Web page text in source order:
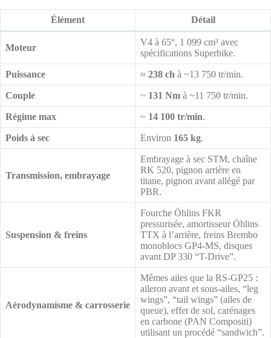
Élément Détail
Moteur
V4 à 65°, 1 099 cm³ avec
spécifications Superbike.
Puissance ≈ 238 ch à ~13 750 tr/min.
Couple ~ 131 Nm à ~11 750 tr/min.
Régime max ~ 14 100 tr/min.
Poids à sec Environ 165 kg.
Transmission, embrayage
Embrayage à sec STM, chaîne
RK 520, pignon arrière en
titane, pignon avant allégé par
PBR.
Suspension & freins
Fourche Öhlins FKR
pressurisée, amortisseur Öhlins
TTX à l’arrière, freins Brembo
monoblocs GP4-MS, disques
avant DP 330 “T-Drive”.
Aérodynamisme & carrosserie
Mêmes ailes que la RS-GP25 :
aileron avant et sous-ailes, “leg
wings”, “tail wings” (ailes de
queue), effet de sol, carénages
en carbone (PAN Compositi)
utilisant un procédé “sandwich”.